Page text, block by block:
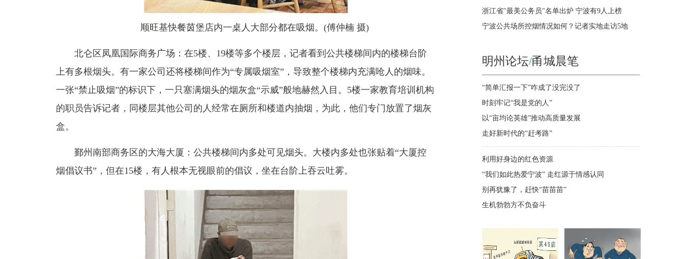
顺旺基快餐茵堡店内一桌人大部分都在吸烟。(傅仲楠 摄)
北仑区凤凰国际商务广场：在5楼、19楼等多个楼层，记者看到公共楼梯间内的楼梯台阶
上有多根烟头。有一家公司还将楼梯间作为“专属吸烟室”，导致整个楼梯内充满呛人的烟味。
一张“禁止吸烟”的标识下，一只塞满烟头的烟灰盒“示威”般地赫然入目。5楼一家教育培训机构
的职员告诉记者，同楼层其他公司的人经常在厕所和楼道内抽烟，为此，他们专门放置了烟灰
盒。
鄞州南部商务区的大海大厦：公共楼梯间内多处可见烟头。大楼内多处也张贴着“大厦控
烟倡议书”，但在15楼，有人根本无视眼前的倡议，坐在台阶上吞云吐雾。
浙江省"最美公务员"名单出炉 宁波有9人上榜
宁波公共场所控烟情况如何？记者实地走访5地
明州论坛/甬城晨笔
“简单汇报一下”咋成了没完没了
时刻牢记“我是党的人”
以“亩均论英雄”推动高质量发展
走好新时代的“赶考路”
利用好身边的红色资源
“我们如此热爱宁波” 走红源于情感认同
别再犹豫了，赶快“苗苗苗”
生机勃勃方不负奋斗